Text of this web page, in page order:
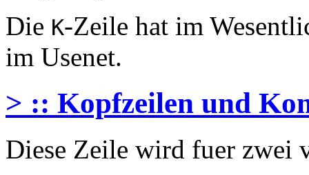
Die K-Zeile hat im
im Usenet.
> :: Kopfzeilen und
Diese Zeile wird fuer zwei